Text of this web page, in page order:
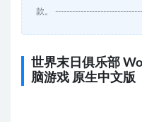
款。
世界末日俱乐部
脑游戏 原生中文版